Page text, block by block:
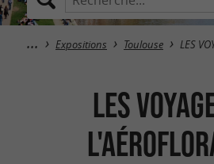
Expositions Toulouse LES
LES